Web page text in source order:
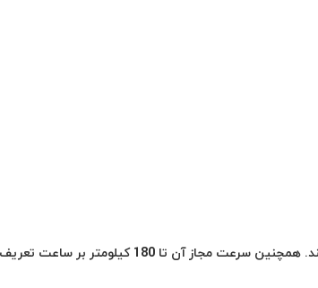
این تایر دارای شاخص بار 115 بوده و می‌تواند وزن قابل توجهی را تحمل کند. همچنین سرعت مجاز آن تا 180